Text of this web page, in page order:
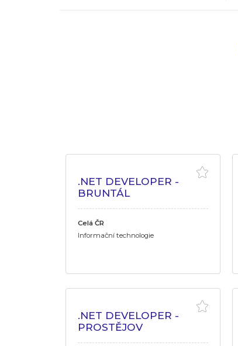
.NET DEVELOPER -
BRUNTÁL
Celá ČR
Informační technologie
.NET DEVELOPER -
PROSTĚJOV